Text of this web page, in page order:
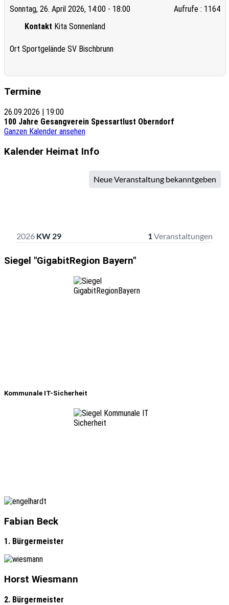
Sonntag, 26. April 2026, 14:00 - 18:00 Aufrufe: 1164
Kontakt Kita Sonnenland
Ort Sportgelände SV Bischbrunn
Termine
26.09.2026 | 19:00
100 Jahre Gesangverein Spessartlust Oberndorf
Ganzen Kalender ansehen
Kalender Heimat Info
Siegel "GigabitRegion Bayern"
Kommunale IT-Sicherheit
Fabian Beck
1. Bürgermeister
Horst Wiesmann
2. Bürgermeister